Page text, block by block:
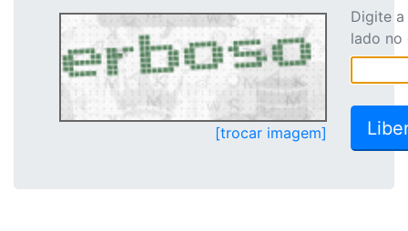
[trocar imagem]
Digite
lado no